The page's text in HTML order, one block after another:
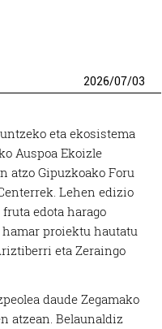
2026/07/03
eta ekosistema
Auspoa Ekoizle
atzo Gipuzkoako Foru
Lehen edizio
edota harago
proiektu hautatu
eta Zeraingo
daude Zegamako
atzean. Belaunaldiz